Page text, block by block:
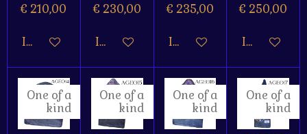
€ 210,00
In winkelwagen
€ 230,00
In winkelwagen
€ 235,00
In winkelwagen
€ 250,00
In
One of a
kind
One of a
kind
One of a
kind
One of a
kind